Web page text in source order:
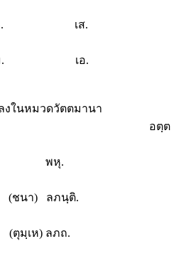
ถ. เส.
ม. เอ.
งในหมวดวัตตมานา
ปทํ อตฺต
ก. พหุ.
ชนา) ลภนฺติ.
มฺเห) ลภถ.